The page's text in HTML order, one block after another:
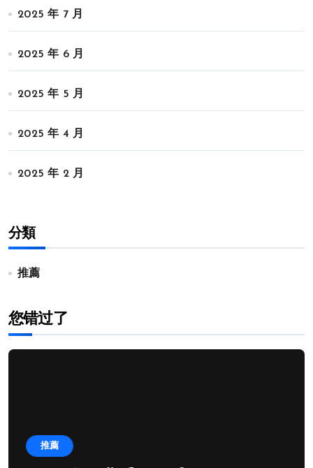
2025 年 7 月
2025 年 6 月
2025 年 5 月
2025 年 4 月
2025 年 2 月
分類
推薦
您错过了
推薦